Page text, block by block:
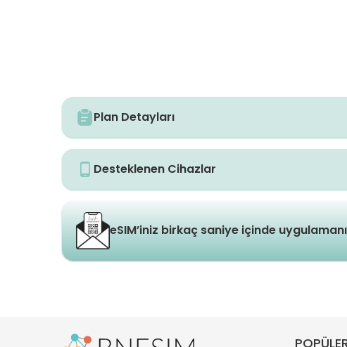
Plan Detayları
Desteklenen Cihazlar
eSIM’iniz birkaç saniye içinde